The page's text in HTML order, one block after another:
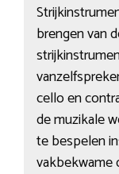
brengen van
cello en
de muzikale
te bespelen
vakbekwame